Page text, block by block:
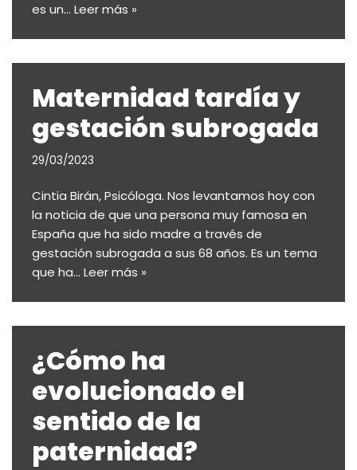
es un… Leer más »
Maternidad tardía y
gestación subrogada
29/03/2023
Cintia Birán, Psicóloga. Nos levantamos hoy con
la noticia de que una persona muy famosa en
España que ha sido madre a través de
gestación subrogada a sus 68 años. Es un tema
que ha… Leer más »
¿Cómo ha
evolucionado el
sentido de la
paternidad?